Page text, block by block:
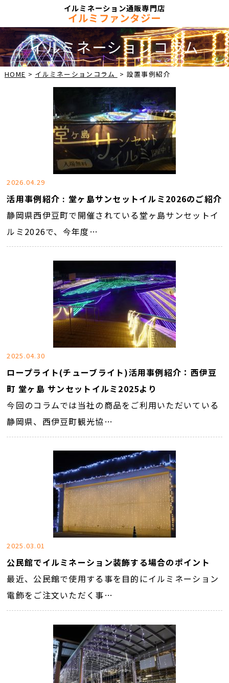
イルミネーション通販専門店
イルミファンタジー
イルミネーションコラム
HOME イルミネーションコラム 設置事例紹介
2026.04.29
活用事例紹介 : 堂ヶ島サンセットイルミ2026のご紹介
静岡県西伊豆町で開催されている堂ヶ島サンセットイ
ルミ2026で、今年度…
2025.04.30
ロープライト(チューブライト)活用事例紹介：西伊豆
町 堂ヶ島 サンセットイルミ2025より
今回のコラムでは当社の商品をご利用いただいている
静岡県、西伊豆町観光協…
2025.03.01
公民館でイルミネーション装飾する場合のポイント
最近、公民館で使用する事を目的にイルミネーション
電飾をご注文いただく事…